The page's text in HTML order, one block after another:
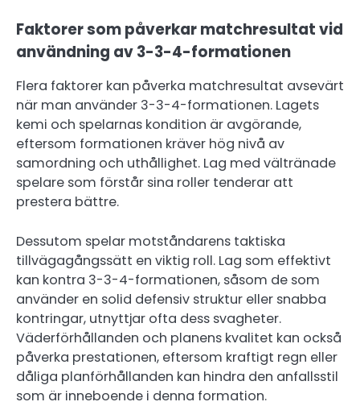
Faktorer som påverkar matchresultat vid
användning av 3-3-4-formationen
Flera faktorer kan påverka matchresultat avsevärt
när man använder 3-3-4-formationen. Lagets
kemi och spelarnas kondition är avgörande,
eftersom formationen kräver hög nivå av
samordning och uthållighet. Lag med vältränade
spelare som förstår sina roller tenderar att
prestera bättre.
Dessutom spelar motståndarens taktiska
tillvägagångssätt en viktig roll. Lag som effektivt
kan kontra 3-3-4-formationen, såsom de som
använder en solid defensiv struktur eller snabba
kontringar, utnyttjar ofta dess svagheter.
Väderförhållanden och planens kvalitet kan också
påverka prestationen, eftersom kraftigt regn eller
dåliga planförhållanden kan hindra den anfallsstil
som är inneboende i denna formation.